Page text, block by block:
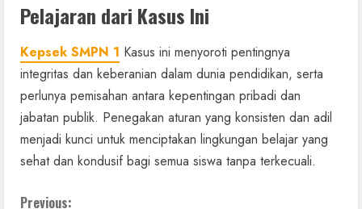
Pelajaran dari Kasus Ini
Kepsek SMPN 1 Kasus ini menyoroti pentingnya
integritas dan keberanian dalam dunia pendidikan, serta
perlunya pemisahan antara kepentingan pribadi dan
jabatan publik. Penegakan aturan yang konsisten dan adil
menjadi kunci untuk menciptakan lingkungan belajar yang
sehat dan kondusif bagi semua siswa tanpa terkecuali.
Previous: